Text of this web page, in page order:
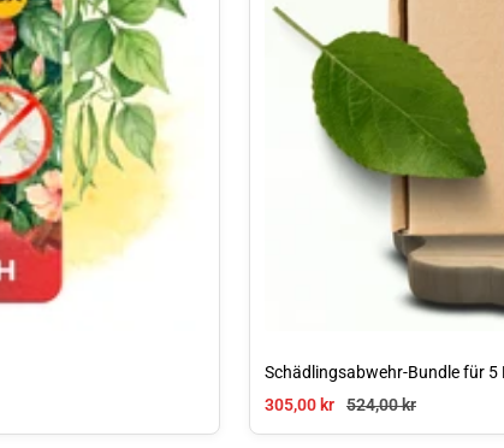
Schädlingsabwehr-Bundle für 5
Angebotspreis
305,00 kr Regulärer Preis
524,00 kr